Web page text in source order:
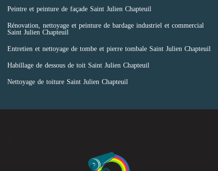
Peintre et peinture de façade Saint Julien Chapteuil
Rénovation, nettoyage et peinture de bardage industriel et commercial
Saint Julien Chapteuil
Entretien et nettoyage de tombe et pierre tombale Saint Julien Chapteuil
Habillage de dessous de toit Saint Julien Chapteuil
Nettoyage de toiture Saint Julien Chapteuil